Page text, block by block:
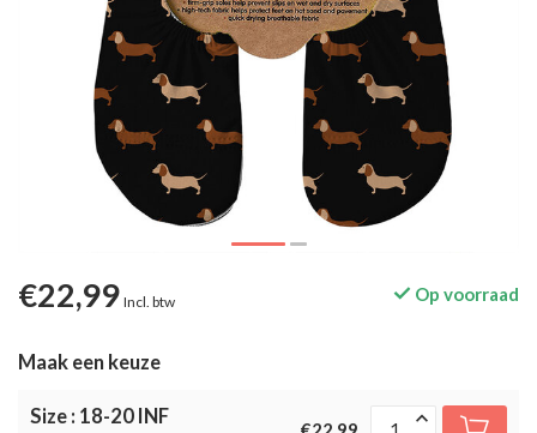
€22,99 Incl. btw Op voorraad
Maak een keuze
Size : 18-20 INF